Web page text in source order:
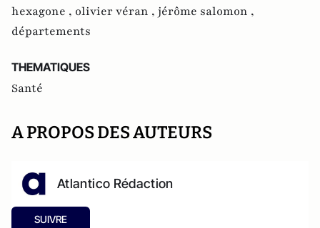
hexagone , olivier véran , jérôme salomon ,
départements
THEMATIQUES
Santé
A PROPOS DES AUTEURS
Atlantico Rédaction
SUIVRE